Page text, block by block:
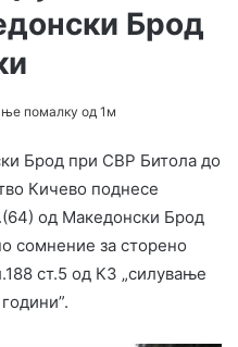
Брод
помалку од 1м
Брод при СВР Битола до
Кичево поднесе
од Македонски Брод
сомнение за сторено
ст.5 од КЗ „силување